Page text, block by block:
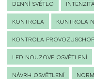
DENNÍ SVĚTLO
KONTROLA KONTROLA
KONTROLA
LED NOUZOVÉ OSVĚTLENÍ
NÁVRH OSVĚTLENÍ